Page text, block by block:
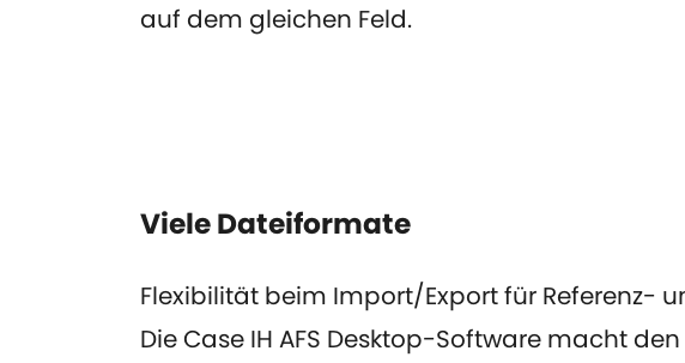
auf dem gleichen Feld.
Viele Dateiformate
Flexibilität beim Import/Export für Referenz-
Die Case IH AFS Desktop-Software macht